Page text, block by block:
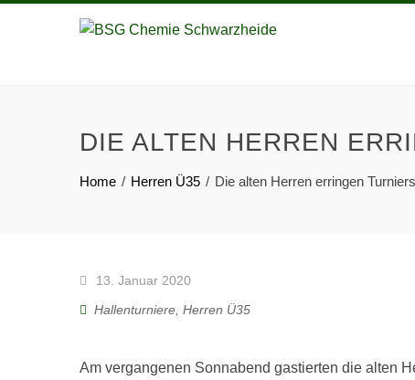
DIE ALTEN HERREN
Home Herren Ü35 Die alten Herren erringen
13. Januar 2020
Hallenturniere Herren Ü35
Am vergangenen Sonnabend gastierten die alten